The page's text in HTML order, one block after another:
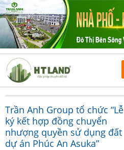
Trần Anh Group tổ chức “Lễ
ký kết hợp đồng chuyển
nhượng quyền sử dụng đất
dự án Phúc An Asuka”